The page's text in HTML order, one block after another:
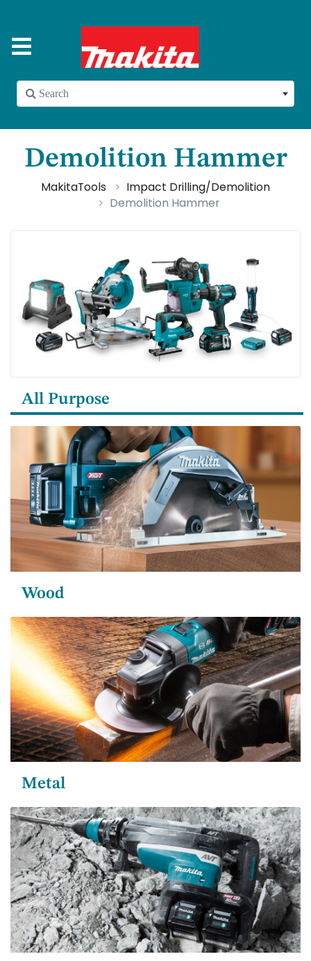
 Search
Demolition Hammer
MakitaTools
Impact Drilling/Demolition
Demolition Hammer
All Purpose
Wood
Metal